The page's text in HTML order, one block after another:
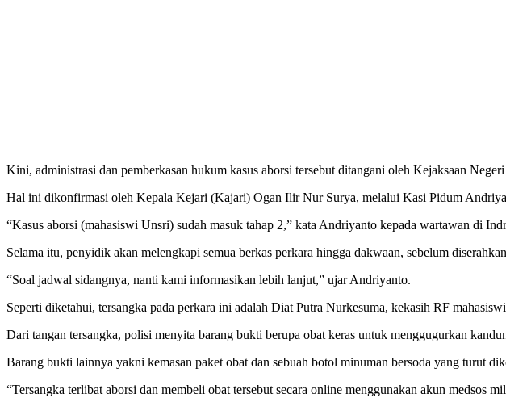
Kini, administrasi dan pemberkasan hukum kasus aborsi tersebut ditangani oleh Kejaksaan
Hal ini dikonfirmasi oleh Kepala Kejari (Kajari) Ogan Ilir Nur Surya, melalui Kasi Pidum
“Kasus aborsi (mahasiswi Unsri) sudah masuk tahap 2,” kata Andriyanto kepada wartawan di
Selama itu, penyidik akan melengkapi semua berkas perkara hingga dakwaan, sebelum
“Soal jadwal sidangnya, nanti kami informasikan lebih lanjut,” ujar Andriyanto.
Seperti diketahui, tersangka pada perkara ini adalah Diat Putra Nurkesuma, kekasih RF
Dari tangan tersangka, polisi menyita barang bukti berupa obat keras untuk menggugurkan
Barang bukti lainnya yakni kemasan paket obat dan sebuah botol minuman bersoda yang turut
“Tersangka terlibat aborsi dan membeli obat tersebut secara online menggunakan akun